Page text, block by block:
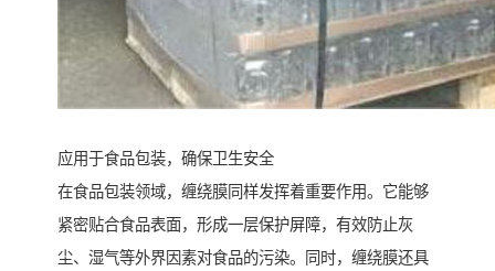
应用于食品包装，确保卫生安全
在食品包装领域，缠绕膜同样发挥着重要作用。它能够
紧密贴合食品表面，形成一层保护屏障，有效防止灰
尘、湿气等外界因素对食品的污染。同时，缠绕膜还具